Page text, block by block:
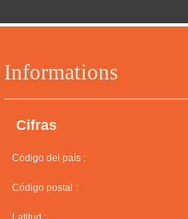
Informations
Cifras
Código del país :
Código postal :